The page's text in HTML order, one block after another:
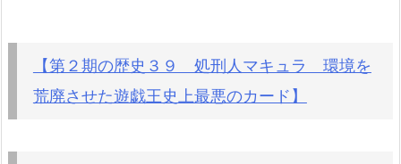
【第２期の歴史３９ 処刑人マキュラ 環境を
荒廃させた遊戯王史上最悪のカード】